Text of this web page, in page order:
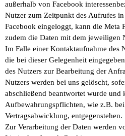
außerhalb von Facebook
Nutzer zum Zeitpunkt des Aufrufes
Facebook eingeloggt, kann die Meta
zudem die Daten mit dem jeweiligen
Im Falle einer Kontaktaufnahme des
die bei dieser Gelegenheit
des Nutzers zur Bearbeitung der
Nutzers werden bei uns gelöscht,
abschließend beantwortet wurde und
Aufbewahrungspflichten, wie z.B.
Vertragsabwicklung, entgegenstehen.
Zur Verarbeitung der Daten werden